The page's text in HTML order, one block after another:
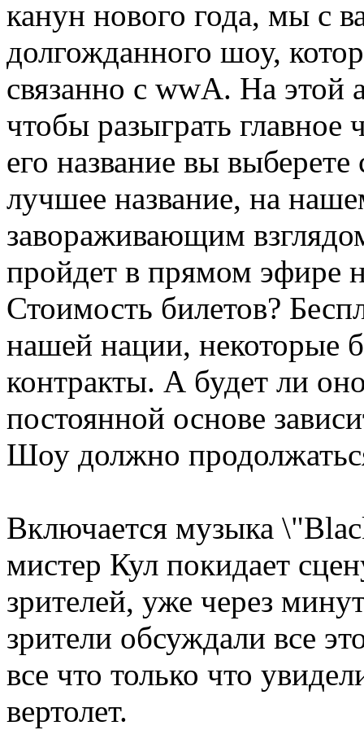
канун нового года, мы с
долгожданного шоу,
связанно с wwA. На этой
чтобы разыграть главное
его название вы
лучшее название, на
завораживающим
пройдет в прямом эфире
Стоимость билетов?
нашей нации, некоторые
контракты. А будет ли
постоянной основе
Шоу должно
Включается музыка
мистер Кул покидает
зрителей, уже через
зрители обсуждали все
все что только что
вертолет.